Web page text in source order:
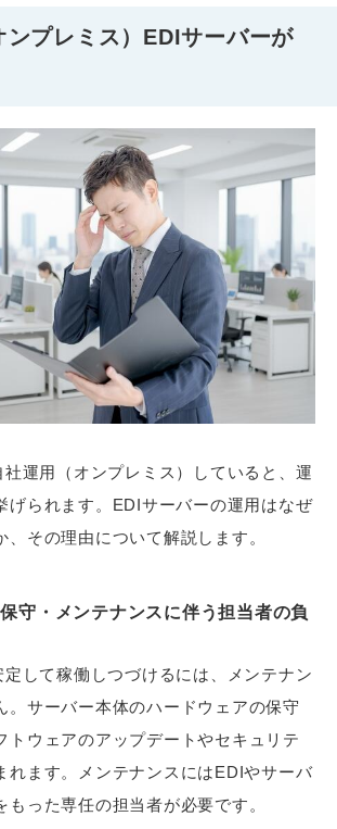
ンプレミス）EDIサーバーが
運用（オンプレミス）していると、運
げられます。EDIサーバーの運用はなぜ
、その理由について解説します。
守・メンテナンスに伴う担当者の負
して稼働しつづけるには、メンテナン
。サーバー本体のハードウェアの保守
トウェアのアップデートやセキュリテ
れます。メンテナンスにはEDIやサーバ
もった専任の担当者が必要です。